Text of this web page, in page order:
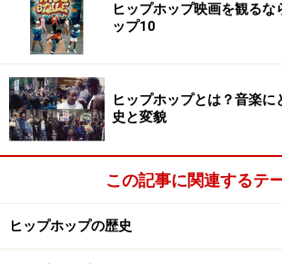
小柄ながらに圧倒的な存在感
ー
Nicki Minaj
小柄だけれども存在感はクイーンを超
ニッキー・ミナージュ。カリブ海はト
ゴ共和国生まれのNY 育ちです。2010
ューして以来、多くのヒット曲を生み
ヒップホップ映画を観るな
ップ10
ヒップホップとは？音楽
史と変貌
この記事に関連するテ
ヒップホップの歴史